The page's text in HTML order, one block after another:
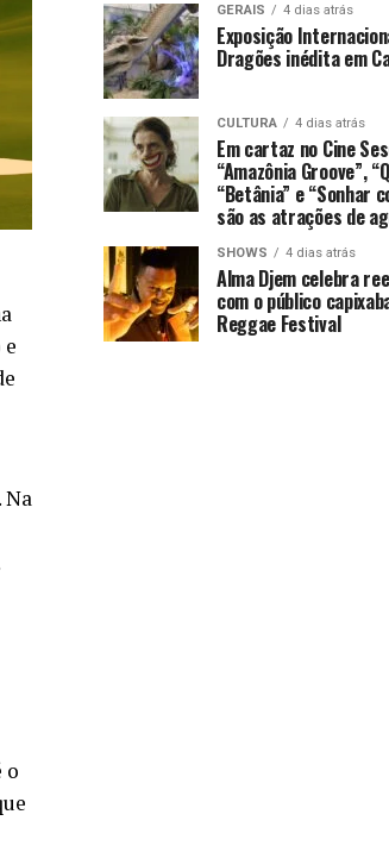
. Na
o
GERAIS 4 dias atrás
Exposição
Dragões inédita em
CULTURA 4 dias atrás
Em cartaz no Cine
“Amazônia Groove”,
“Betânia” e “Sonhar
são as atrações de
SHOWS 4 dias atrás
Alma Djem celebra
com o público
Reggae Festival